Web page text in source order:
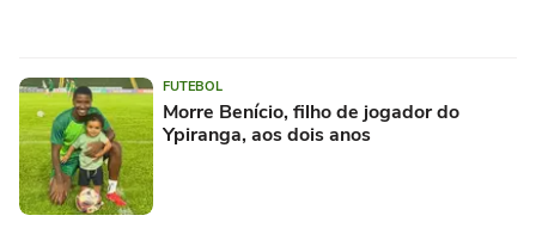
FUTEBOL
Morre Benício, filho de jogador do
Ypiranga, aos dois anos